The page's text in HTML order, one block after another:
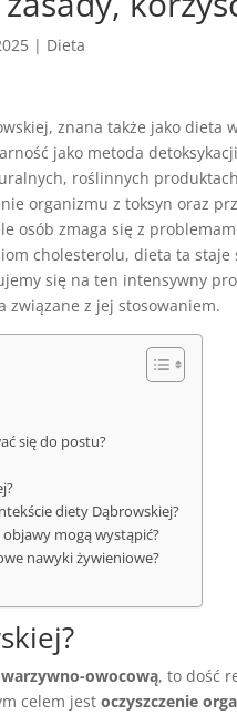
| Dieta
znana także jako dieta
jako metoda
roślinnych
organizmu z toksyn oraz
osób zmaga się z
cholesterolu, dieta ta
się na ten intensywny
związane z jej stosowaniem.
się do postu?
diety Dąbrowskiej?
mogą wystąpić?
nawyki żywieniowe?
owocową, to dość
celem jestoczyszczenie